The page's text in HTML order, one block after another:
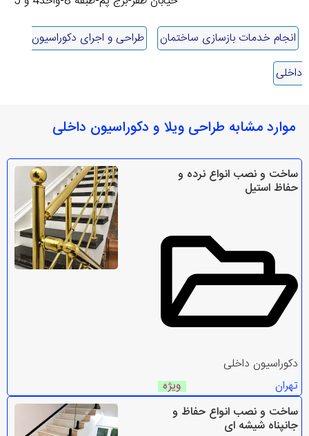
انجام خدمات بازسازی ساختمان
طراحی و اجرای دکوراسیون
داخلی
موارد مشابه طراحی ویلا و دکوراسیون داخلی
ساخت و نصب انواع نرده و
حفاظ استیل
دکوراسیون داخلی
تهران
ویژه
ساخت و نصب انواع حفاظ و
جانپناه شیشه ای